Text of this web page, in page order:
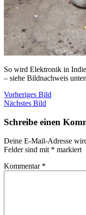
So wird Elektronik in
– siehe Bildnachweis
Vorheriges Bild
Nächstes Bild
Schreibe einen
Deine E-Mail-Adresse
Felder sind mit * markiert
Kommentar *